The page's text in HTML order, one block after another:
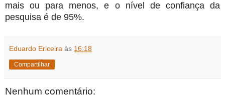
mais ou para menos, e o nível de confiança da
pesquisa é de 95%.
Eduardo Ericeira às 16:18
Compartilhar
Nenhum comentário: